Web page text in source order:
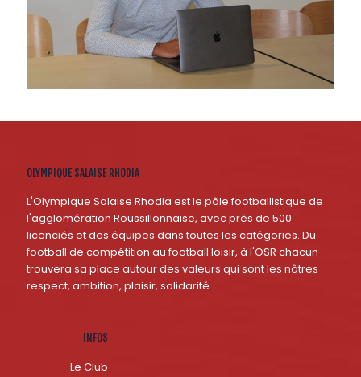
OLYMPIQUE SALAISE RHODIA
L'Olympique Salaise Rhodia est le pôle footballistique de
l'agglomération Roussillonnaise, avec près de 500
licenciés et des équipes dans toutes les catégories. Du
football de compétition au football loisir, à l'OSR chacun
trouvera sa place autour des valeurs qui sont les nôtres :
respect, ambition, plaisir, solidarité.
INFOS
Le Club